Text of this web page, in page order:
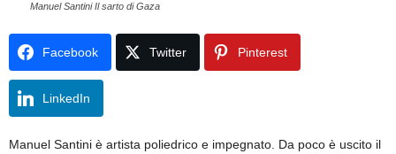
Manuel Santini Il sarto di Gaza
Facebook Twitter Pinterest
LinkedIn
Manuel Santini è artista poliedrico e impegnato. Da poco è uscito il